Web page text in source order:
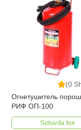
(0
Огнетушитель
РИФ ОП-100
Sotuvda bor